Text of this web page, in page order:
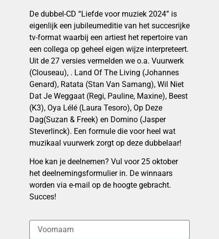
De dubbel-CD “Liefde voor muziek 2024” is
eigenlijk een jubileumeditie van het succesrijke
tv-format waarbij een artiest het repertoire van
een collega op geheel eigen wijze interpreteert.
Uit de 27 versies vermelden we o.a. Vuurwerk
(Clouseau), . Land Of The Living (Johannes
Genard), Ratata (Stan Van Samang), Wil Niet
Dat Je Weggaat (Regi, Pauline, Maxine), Beest
(K3), Oya Lélé (Laura Tesoro), Op Deze
Dag(Suzan & Freek) en Domino (Jasper
Steverlinck). Een formule die voor heel wat
muzikaal vuurwerk zorgt op deze dubbelaar!
Hoe kan je deelnemen? Vul voor 25 oktober
het deelnemingsformulier in. De winnaars
worden via e-mail op de hoogte gebracht.
Succes!